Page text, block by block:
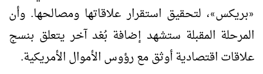
«بريكس»، لتحقيق استقرار علاقاتها ومصالحها. وأن
المرحلة المقبلة ستشهد إضافة بُعْد آخر يتعلق بنسج
علاقات اقتصادية أوثق مع رؤوس الأموال الأمريكية.